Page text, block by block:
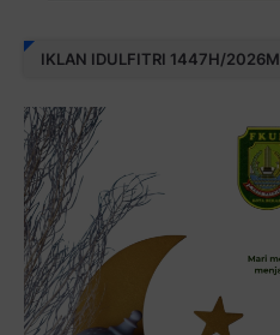
IKLAN IDULFITRI 1447H/2026M